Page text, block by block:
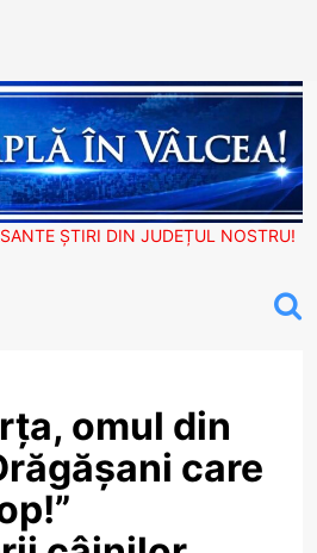
ȘTIRI DIN JUDEȚUL NOSTRU!
omul din
care